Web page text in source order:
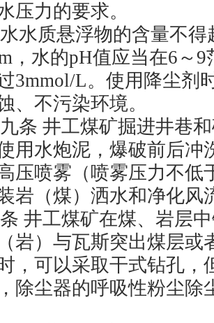
压力的要求。
水质悬浮物的含量不得
，水的pH值应当在6 ～ 9
3mmol/L。使用降尘剂
、不污染环境。
条 井工煤矿掘进井巷
用水炮泥，爆破前后冲
压喷雾（喷雾压力不低
岩（煤）洒水和净化风
井工煤矿在煤、岩层
岩）与瓦斯突出煤层或
，可以采取干式钻孔，
除尘器的呼吸性粉尘除